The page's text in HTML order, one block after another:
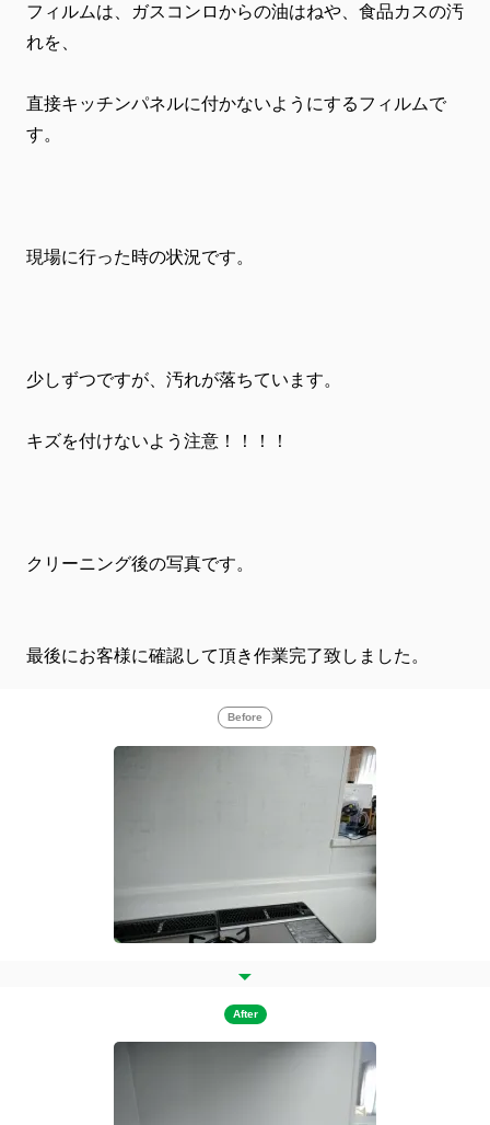
フィルムは、ガスコンロからの油はねや、食品カスの汚
れを、
直接キッチンパネルに付かないようにするフィルムで
す。
現場に行った時の状況です。
少しずつですが、汚れが落ちています。
キズを付けないよう注意！！！！
クリーニング後の写真です。
最後にお客様に確認して頂き作業完了致しました。
Before
After